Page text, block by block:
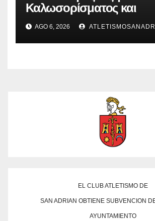
Καλωσορίσματος και
Περισσότερες Εκπλήξεις
Spinstar.Bet:
Προσφορές και
AGO 6, 2026
EL CLUB ATLETISMO DE
SAN ADRIAN OBTIENE SUBVENCION
AYUNTAMIENTO